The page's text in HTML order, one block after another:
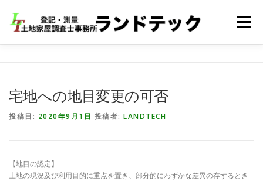
メニュー
宅地への地目変更の可否
投稿日: 2020年9月1日 投稿者: LANDTECH
【地目の認定】
土地の現況及び利用目的に重点を置き、部分的にわずかな差異の存するとき